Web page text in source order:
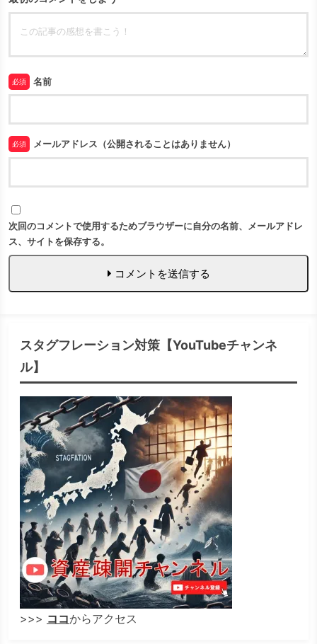
必須 名前
必須 メールアドレス（公開されることはありません）
次回のコメントで使用するためブラウザーに自分の名前、メールアドレ
ス、サイトを保存する。
コメントを送信する
スタグフレーション対策【YouTubeチャンネ
ル】
>>> ココからアクセス